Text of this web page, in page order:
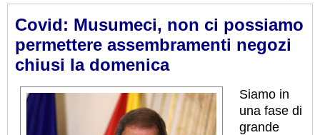
Covid: Musumeci, non ci possiamo
permettere assembramenti negozi
chiusi la domenica
Siamo in
una fase di
grande